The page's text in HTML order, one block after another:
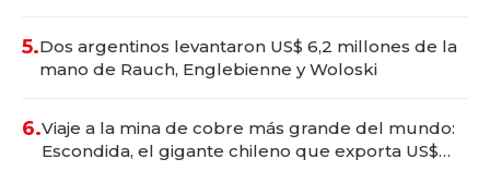
5.Dos argentinos levantaron US$ 6,2 millones de la
mano de Rauch, Englebienne y Woloski
6.Viaje a la mina de cobre más grande del mundo:
Escondida, el gigante chileno que exporta US$